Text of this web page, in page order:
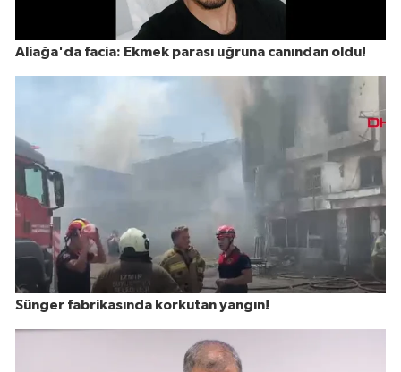
Aliağa'da facia: Ekmek parası uğruna canından oldu!
Sünger fabrikasında korkutan yangın!